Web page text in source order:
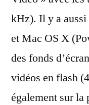
kHz). Il y a
et Mac OS X
des fonds
vidéos en flash
également sur la